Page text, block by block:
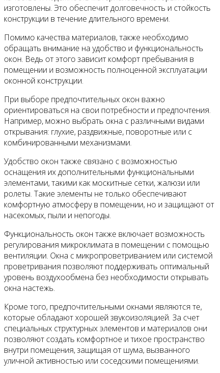
изготовлены. Это обеспечит долговечность и стойкость
конструкции в течение длительного времени.
Помимо качества материалов, также необходимо
обращать внимание на удобство и функциональность
окон. Ведь от этого зависит комфорт пребывания в
помещении и возможность полноценной эксплуатации
оконной конструкции.
При выборе предпочтительных окон важно
ориентироваться на свои потребности и предпочтения.
Например, можно выбрать окна с различными видами
открывания: глухие, раздвижные, поворотные или с
комбинированными механизмами.
Удобство окон также связано с возможностью
оснащения их дополнительными функциональными
элементами, такими как москитные сетки, жалюзи или
ролеты. Такие элементы не только обеспечивают
комфортную атмосферу в помещении, но и защищают от
насекомых, пыли и непогоды.
Функциональность окон также включает возможность
регулирования микроклимата в помещении с помощью
вентиляции. Окна с микропроветриванием или системой
проветривания позволяют поддерживать оптимальный
уровень воздухообмена без необходимости открывать
окна настежь.
Кроме того, предпочтительными окнами являются те,
которые обладают хорошей звукоизоляцией. За счет
специальных структурных элементов и материалов они
позволяют создать комфортное и тихое пространство
внутри помещения, защищая от шума, вызванного
уличной активностью или соседскими помещениями.